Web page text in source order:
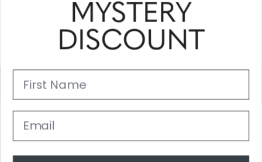
Vul uw email adres in en schrijf u in!
Support
MYSTERY
DISCOUNT
First Name
Email